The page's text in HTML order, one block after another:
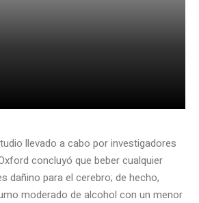
llevado a cabo por investigadores
concluyó que beber cualquier
dañino para el cerebro; de hecho,
moderado de alcohol con un menor